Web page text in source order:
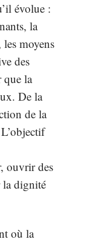
évolue :
la
les moyens
des
la
De la
de la
ouvrir des
la dignité
où la